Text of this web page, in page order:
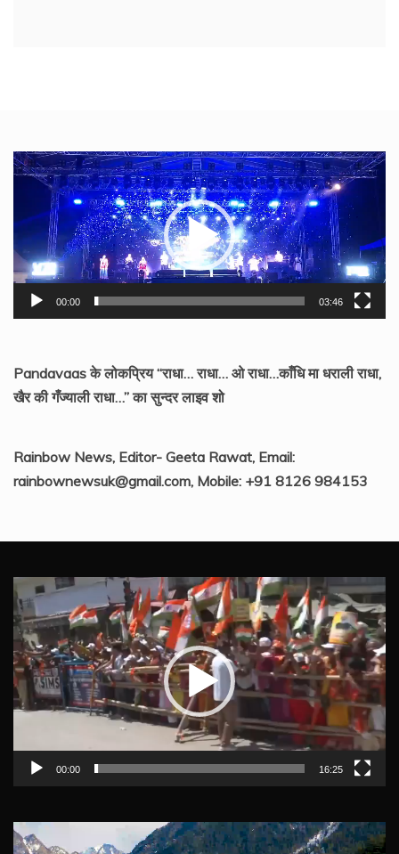
Video
Player
00:00 03:46
Pandavaas के लोकप्रिय “राधा… राधा… ओ राधा…काँधि मा धराली राधा,
खैर की गँज्याली राधा…” का सुन्दर लाइव शो
Rainbow News, Editor- Geeta Rawat, Email:
rainbownewsuk@gmail.com, Mobile: +91 8126 984153
Video
Player
00:00 16:25
Video